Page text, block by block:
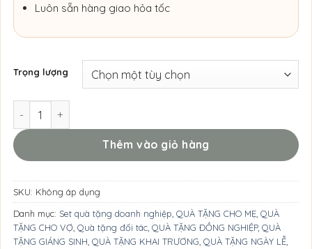
Luôn sẵn hàng giao hỏa tốc
Trọng lượng
Thêm vào giỏ hàng
SKU: Không áp dụng
Danh mục: Set quà tặng doanh nghiệp, QUÀ TẶNG CHO MẸ, QUÀ
TẶNG CHO VỢ, Quà tặng đối tác, QUÀ TẶNG ĐỒNG NGHIỆP, QUÀ
TẶNG GIÁNG SINH, QUÀ TẶNG KHAI TRƯƠNG, QUÀ TẶNG NGÀY LỄ,